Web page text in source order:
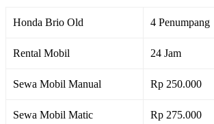
Honda Brio Old 4 Penumpang
Rental Mobil 24 Jam
Sewa Mobil Manual Rp 250.000
Sewa Mobil Matic Rp 275.000